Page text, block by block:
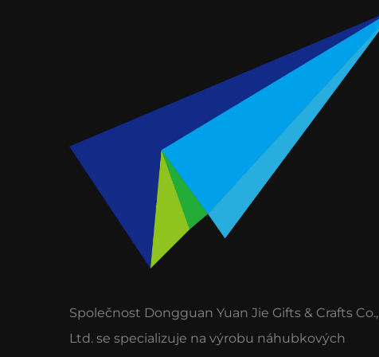
Společnost Dongguan Yuan Jie Gifts & Crafts Co.,
Ltd. se specializuje na výrobu náhubkových